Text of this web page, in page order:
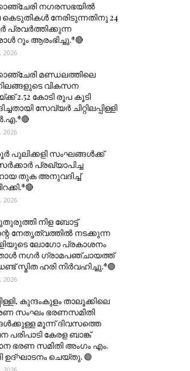
നഗരസഭയിൽ
കെടുതികൾ നേരിടുന്നതിനു 24
പ്രവർത്തിക്കുന്ന
റൂം ആരംഭിച്ചു.*🔴
2026
മണ്ഡലത്തിലെ
വികസന
2.52 കോടി രൂപ കൂടി
സേവ്യർ ചിറ്റിലപ്പിള്ളി
2026
പുലിക്കളി സംഘങ്ങള്‍ക്ക്
പ്രഖ്യാപിച്ച
തുക അനുവദിച്ച്
2026
നിള ബോട്ട്
നേതൃത്വത്തിൽ നടക്കുന്ന
ലോഗോ പ്രകാശനം
നഗർ ഗ്രാമപഞ്ചായത്ത്
സ്മിത ഹരി നിർവഹിച്ചു.*🟣
കുന്ദംകുളം താലൂക്കിലെ
സംഘം ഭരണസമിതി
മൂന്ന് ദിവസത്തെ
പരിപാടി കേരള ബാങ്ക്
ഭരണ സമിതി അംഗം എം.
ഉദ്ഘാടനം ചെയ്തു. 🟣